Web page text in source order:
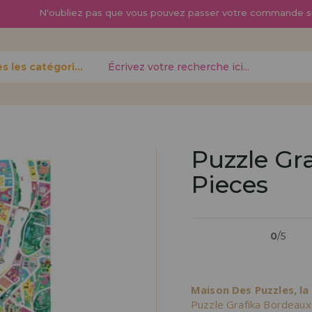
N'oubliez pas que vous pouvez passer votre commande
Je veux
distribution.
Toutes les catégories
Puzzle
Pieces
0/5
Maison Des Puzzles,
Puzzle Grafika